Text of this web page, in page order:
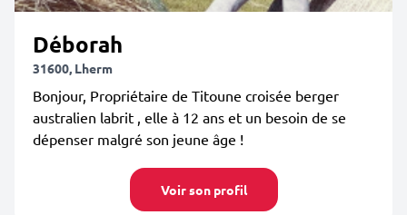
Déborah
31600, Lherm
Bonjour, Propriétaire de Titoune croisée berger
australien labrit , elle à 12 ans et un besoin de se
dépenser malgré son jeune âge !
Voir son profil